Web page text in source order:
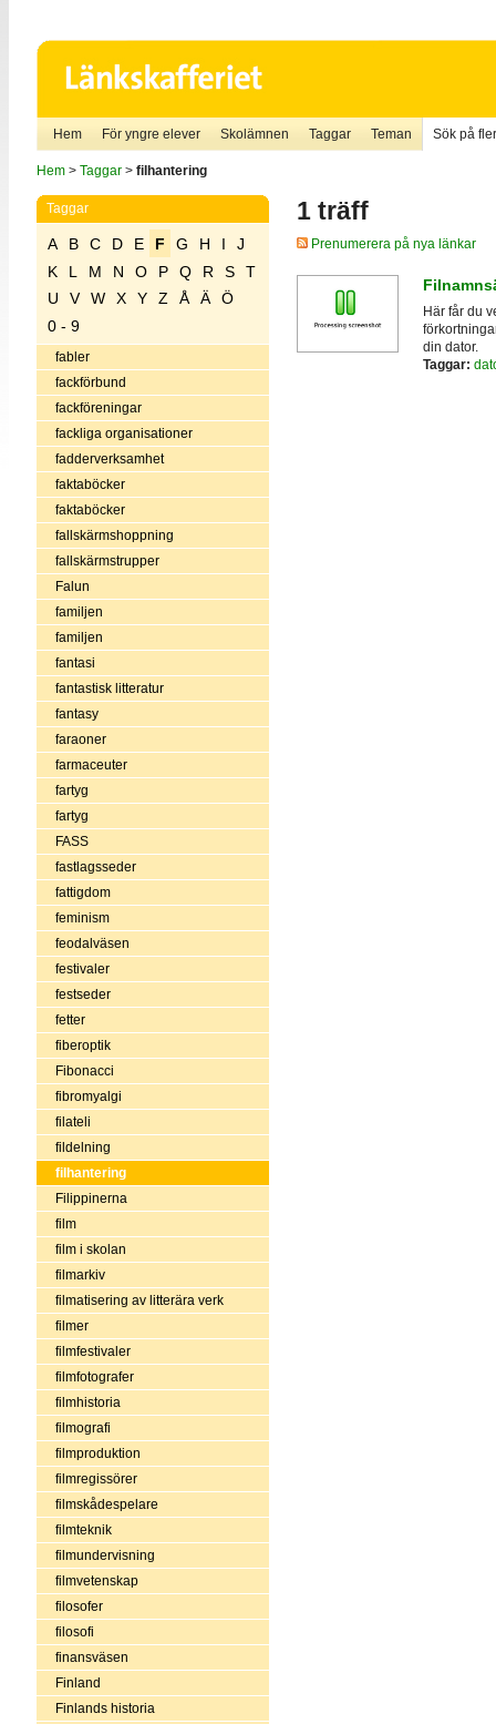
Hem För yngre elever Skolämnen Taggar Teman Sök på
Hem> Taggar> filhantering
Taggar
A B C D E F G H I
J
K
L M N O P Q R S
T
U
V W X Y Z Å Ä
Ö
0 - 9
fabler
fackförbund
fackföreningar
fackliga organisationer
fadderverksamhet
faktaböcker
faktaböcker
fallskärmshoppning
fallskärmstrupper
Falun
familjen
familjen
fantasi
fantastisk litteratur
fantasy
faraoner
farmaceuter
fartyg
fartyg
FASS
fastlagsseder
fattigdom
feminism
feodalväsen
festivaler
festseder
fetter
fiberoptik
Fibonacci
fibromyalgi
filateli
fildelning
filhantering
Filippinerna
film
film i skolan
filmarkiv
filmatisering av litterära verk
filmer
filmfestivaler
filmfotografer
filmhistoria
filmografi
filmproduktion
filmregissörer
filmskådespelare
filmteknik
filmundervisning
filmvetenskap
filosofer
filosofi
finansväsen
Finland
Finlands historia
1 träff
Prenumerera på nya länkar
Här får du
din dator.
Taggar: